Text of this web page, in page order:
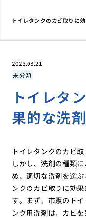
トイレタンクのカビ取りに
2025.03.21
未分類
トイレタ
果的な洗
トイレタンクのカビ
しかし、洗剤の種類
め、適切な洗剤を選
ンクのカビ取りに効
す。まず、市販のト
ンク用洗剤は、カビ